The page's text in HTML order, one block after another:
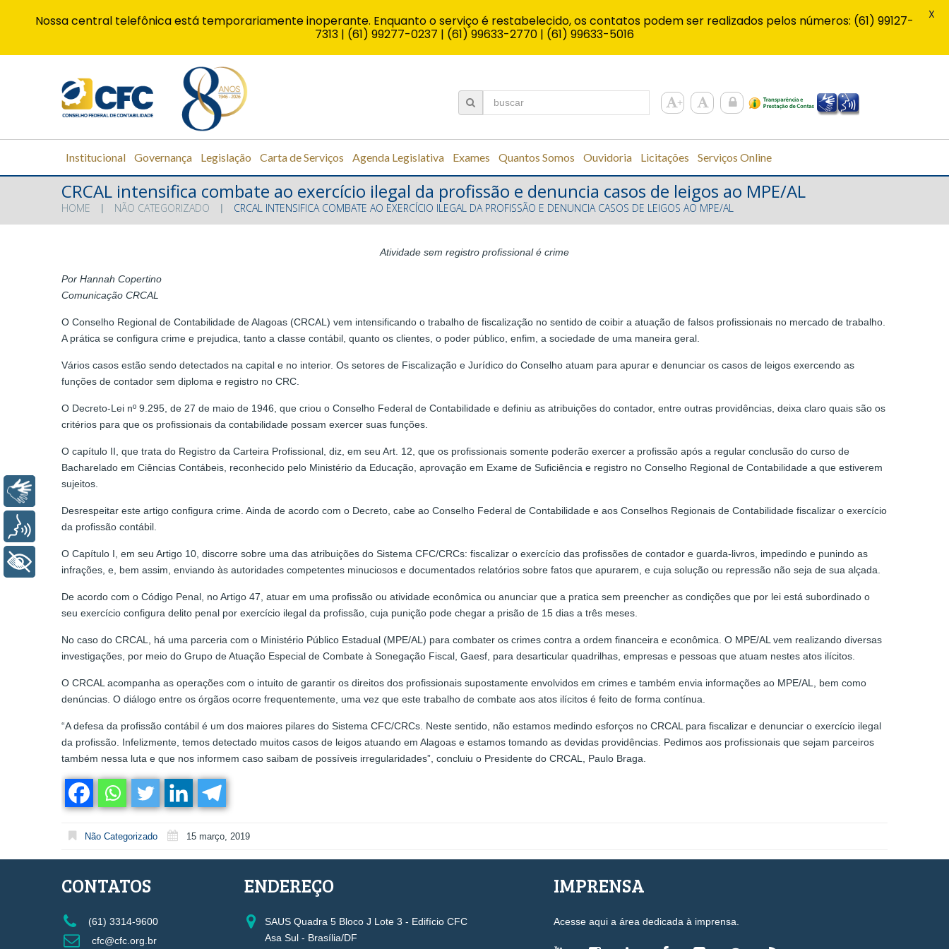
Institucional Governança Legislação Carta de Serviços Agenda Legislativa Exames Quantos Somos Ouvidoria Licitações Serviços Online
CRCAL intensifica combate ao exercício ilegal da profissão e denuncia casos de leigos ao MPE/AL
HOME NÃO CATEGORIZADO CRCAL INTENSIFICA COMBATE AO EXERCÍCIO ILEGAL DA PROFISSÃO E DENUNCIA CASOS DE LEIGOS AO MPE/AL
Atividade sem registro profissional é crime
Por Hannah Copertino
Comunicação CRCAL
O Conselho Regional de Contabilidade de Alagoas (CRCAL) vem intensificando o trabalho de fiscalização no sentido de coibir a atuação de falsos profissionais no mercado de trabalho.
A prática se configura crime e prejudica, tanto a classe contábil, quanto os clientes, o poder público, enfim, a sociedade de uma maneira geral.
Vários casos estão sendo detectados na capital e no interior. Os setores de Fiscalização e Jurídico do Conselho atuam para apurar e denunciar os casos de leigos exercendo as
funções de contador sem diploma e registro no CRC.
O Decreto-Lei nº 9.295, de 27 de maio de 1946, que criou o Conselho Federal de Contabilidade e definiu as atribuições do contador, entre outras providências, deixa claro quais são os
critérios para que os profissionais da contabilidade possam exercer suas funções.
O capítulo II, que trata do Registro da Carteira Profissional, diz, em seu Art. 12, que os profissionais somente poderão exercer a profissão após a regular conclusão do curso de
Bacharelado em Ciências Contábeis, reconhecido pelo Ministério da Educação, aprovação em Exame de Suficiência e registro no Conselho Regional de Contabilidade a que estiverem
sujeitos.
Desrespeitar este artigo configura crime. Ainda de acordo com o Decreto, cabe ao Conselho Federal de Contabilidade e aos Conselhos Regionais de Contabilidade fiscalizar o exercício
da profissão contábil.
O Capítulo I, em seu Artigo 10, discorre sobre uma das atribuições do Sistema CFC/CRCs: fiscalizar o exercício das profissões de contador e guarda-livros, impedindo e punindo as
infrações, e, bem assim, enviando às autoridades competentes minuciosos e documentados relatórios sobre fatos que apurarem, e cuja solução ou repressão não seja de sua alçada.
De acordo com o Código Penal, no Artigo 47, atuar em uma profissão ou atividade econômica ou anunciar que a pratica sem preencher as condições que por lei está subordinado o
seu exercício configura delito penal por exercício ilegal da profissão, cuja punição pode chegar a prisão de 15 dias a três meses.
No caso do CRCAL, há uma parceria com o Ministério Público Estadual (MPE/AL) para combater os crimes contra a ordem financeira e econômica. O MPE/AL vem realizando diversas
investigações, por meio do Grupo de Atuação Especial de Combate à Sonegação Fiscal, Gaesf, para desarticular quadrilhas, empresas e pessoas que atuam nestes atos ilícitos.
O CRCAL acompanha as operações com o intuito de garantir os direitos dos profissionais supostamente envolvidos em crimes e também envia informações ao MPE/AL, bem como
denúncias. O diálogo entre os órgãos ocorre frequentemente, uma vez que este trabalho de combate aos atos ilícitos é feito de forma contínua.
“A defesa da profissão contábil é um dos maiores pilares do Sistema CFC/CRCs. Neste sentido, não estamos medindo esforços no CRCAL para fiscalizar e denunciar o exercício ilegal
da profissão. Infelizmente, temos detectado muitos casos de leigos atuando em Alagoas e estamos tomando as devidas providências. Pedimos aos profissionais que sejam parceiros
também nessa luta e que nos informem caso saibam de possíveis irregularidades”, concluiu o Presidente do CRCAL, Paulo Braga.
Não Categorizado 15 março, 2019
CONTATOS
(61) 3314-9600
cfc@cfc.org.br
ENDEREÇO
SAUS Quadra 5 Bloco J Lote 3 - Edifício CFC
Asa Sul - Brasília/DF
IMPRENSA
Acesse aqui a área dedicada à imprensa.
Nossa central telefônica está temporariamente inoperante. Enquanto o serviço é restabelecido, os contatos podem ser realizados pelos números: (61) 99127-
7313 | (61) 99277-0237 | (61) 99633-2770 | (61) 99633-5016
X
Libras
Voz
+ Acessibilidade